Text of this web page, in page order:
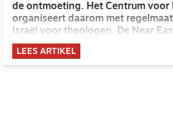
de ontmoeting. Het Centrum voor
organiseert daarom met
Israël voor theologen. De Near
zet vooral in op leren in de praktijk.
LEES ARTIKEL